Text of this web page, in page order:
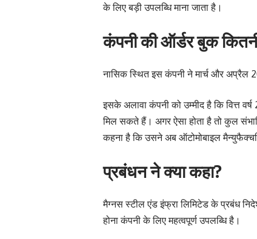
के लिए बड़ी उपलब्धि माना जाता है।
कंपनी की ऑर्डर बुक
नासिक स्थित इस कंपनी ने मार्च और अप्रैल
इसके अलावा कंपनी को उम्मीद है कि वित्त
मिल सकते हैं। अगर ऐसा होता है तो कुल
कहना है कि उसने अब ऑटोमोबाइल
प्रबंधन ने क्या कहा?
मैग्नस स्टील एंड इंफ्रा लिमिटेड के प्रबंध
होना कंपनी के लिए महत्वपूर्ण उपलब्धि है।